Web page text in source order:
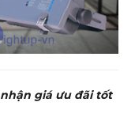
giá ưu đãi tốt